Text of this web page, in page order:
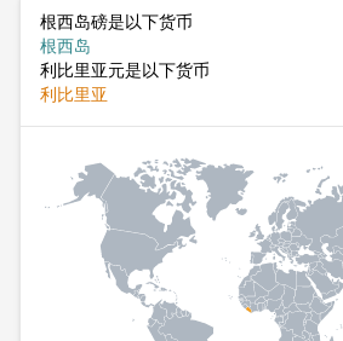
根西岛磅是以下货币
根西岛
利比里亚元是以下货币
利比里亚